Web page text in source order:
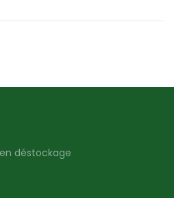
déstockage